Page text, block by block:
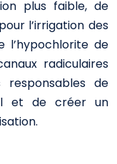
plus faible, de
l’irrigation des
l’hypochlorite de
radiculaires
responsables de
et de créer un